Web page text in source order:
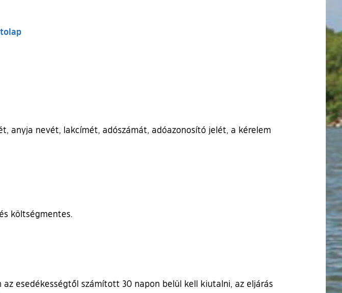
(külső hivatkozás)
anyja nevét, lakcímét, adószámát, adóazonosító jelét, a kérelem
költségmentes.
esedékességtől számított 30 napon belül kell kiutalni, az eljárás